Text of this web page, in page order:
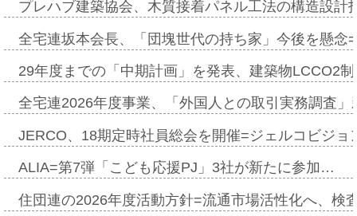
プレハブ建築協会、木質接着パネル工法の構造設
全宅連坂本会長、「団塊世代の持ち家」今後を懸
29年度までの「中期計画」を発表、建築物LCCO2
全宅連2026年度事業、「外国人との取引実務調査
JERCO、18期定時社員総会を開催=ジェルコビジ
ALIA=第7弾「こども応援PJ」3社が新たに参加…
住団連の2026年度活動方針=流通市場活性化へ、検